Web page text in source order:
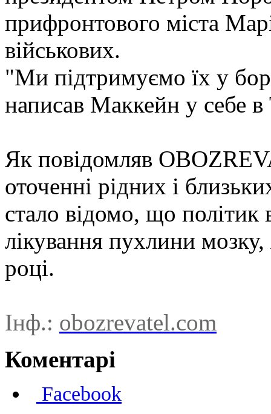
прифронтового міста
військових.
"Ми підтримуємо їх у
написав Маккейн у себе
Як повідомляв
оточенні рідних і
стало відомо, що політик
лікування пухлини
році.
Інф.: obozrevatel.com
Коментарі
Facebook